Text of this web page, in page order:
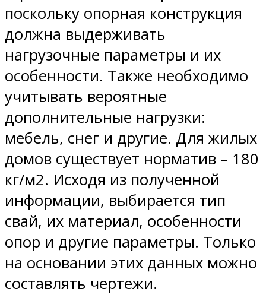
поскольку опорная конструкция
должна выдерживать
нагрузочные параметры и их
особенности. Также необходимо
учитывать вероятные
дополнительные нагрузки:
мебель, снег и другие. Для жилых
домов существует норматив – 180
кг/м2. Исходя из полученной
информации, выбирается тип
свай, их материал, особенности
опор и другие параметры. Только
на основании этих данных можно
составлять чертежи.